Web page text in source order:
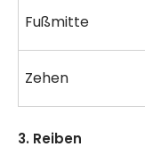
Fußmitte
Zehen
3. Reiben